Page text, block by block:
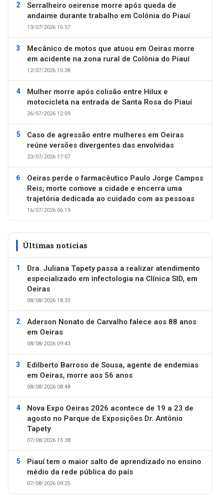
Serralheiro oeirense morre após queda de
andaime durante trabalho em Colônia do Piauí
13/07/2026 16:57
Mecânico de motos que atuou em Oeiras morre
em acidente na zona rural de Colônia do Piauí
12/07/2026 10:38
Mulher morre após colisão entre Hilux e
motocicleta na entrada de Santa Rosa do Piauí
26/07/2026 12:09
Caso de agressão entre mulheres em Oeiras
reúne versões divergentes das envolvidas
23/07/2026 17:07
Oeiras perde o farmacêutico Paulo Jorge Campos
Reis; morte comove a cidade e encerra uma
trajetória dedicada ao cuidado com as pessoas
16/07/2026 06:19
Últimas notícias
Dra. Juliana Tapety passa a realizar atendimento
especializado em infectologia na Clínica SID, em
Oeiras
08/08/2026 18:33
Aderson Nonato de Carvalho falece aos 88 anos
em Oeiras
08/08/2026 09:43
Edilberto Barroso de Sousa, agente de endemias
em Oeiras, morre aos 56 anos
08/08/2026 08:48
Nova Expo Oeiras 2026 acontece de 19 a 23 de
agosto no Parque de Exposições Dr. Antônio
Tapety
07/08/2026 15:38
Piauí tem o maior salto de aprendizado no ensino
médio da rede pública do país
07/08/2026 09:25